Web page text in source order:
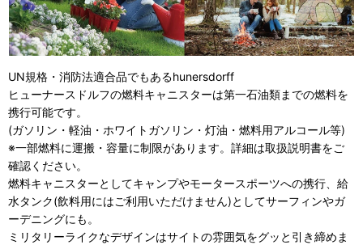
UN規格・消防法適合品でもあるhunersdorff
ヒューナースドルフの燃料キャニスターは第一石油類までの燃料を
携行可能です。
(ガソリン・軽油・ホワイトガソリン・灯油・燃料用アルコール等)
※一部燃料に運搬・容量に制限があります。詳細は取扱説明書をご
確認ください。
燃料キャニスターとしてキャンプやモータースポーツへの携行、給
水タンク(飲料用にはご利用いただけません)としてサーフィンやガ
ーデニングにも。
ミリタリーライクなデザインはサイトの雰囲気をグッと引き締めま